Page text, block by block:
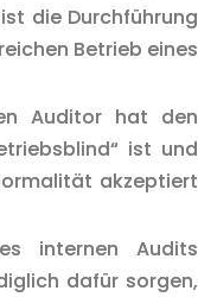
die Durchführung
Betrieb eines
Auditor hat den
ist und
akzeptiert
internen Audits
dafür sorgen,